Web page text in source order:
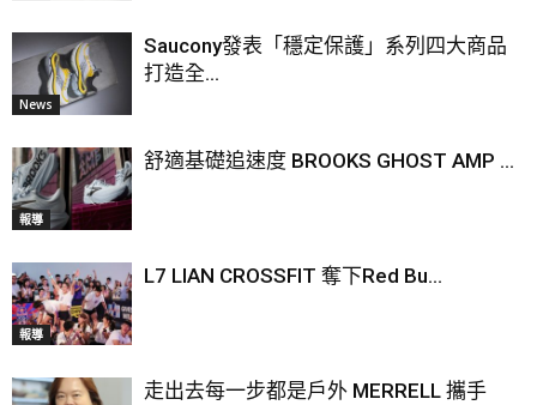
News
Saucony發表「穩定保護」系列四大商品
打造全...
報導
舒適基礎追速度 BROOKS GHOST AMP ...
報導
L7 LIAN CROSSFIT 奪下Red Bu...
走出去每一步都是戶外 MERRELL 攜手